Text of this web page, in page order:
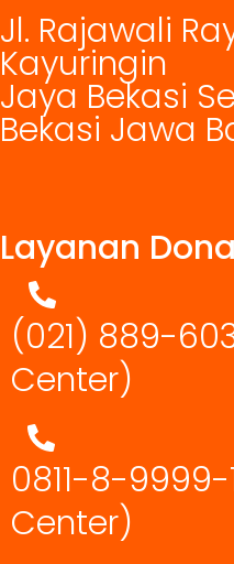
Jl. Rajawali
Kayuringin
Jaya Bekasi
Bekasi Jawa
Layanan
(021) 889-
Center)
0811-8-9999-
Center)